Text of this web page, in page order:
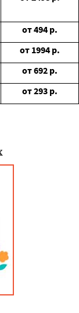
от494 р.
от 1994 р.
от692 р.
от293 р.